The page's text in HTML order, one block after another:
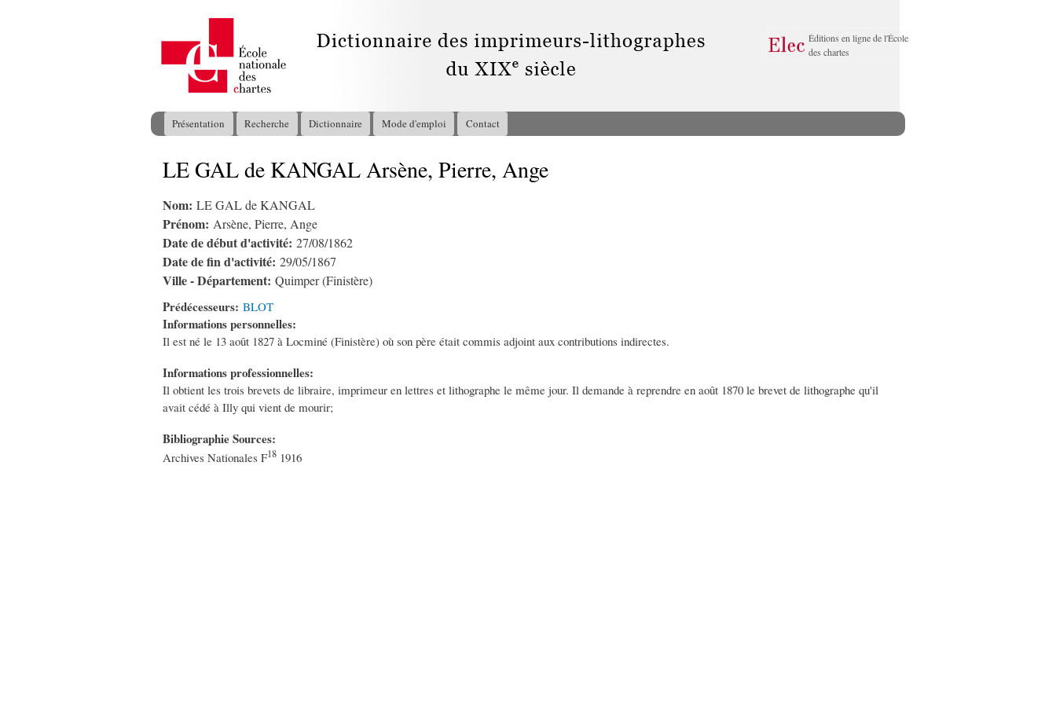
principal
Éditions en ligne de l'École
des chartes
Menu principal
Présentation Recherche Dictionnaire Mode d'emploi Contact
Vous êtes ici
LE GAL de KANGAL Arsène, Pierre, Ange
Nom: LE GAL de KANGAL
Prénom: Arsène, Pierre, Ange
Date de début d'activité: 27/08/1862
Date de fin d'activité: 29/05/1867
Ville - Département: Quimper (Finistère)
Prédécesseurs: BLOT
Informations personnelles:
Il est né le 13 août 1827 à Locminé (Finistère) où son père était commis adjoint aux contributions indirectes.
Informations professionnelles:
Il obtient les trois brevets de libraire, imprimeur en lettres et lithographe le même jour. Il demande à reprendre en août 1870 le brevet de lithographe qu'il
avait cédé à Illy qui vient de mourir;
Bibliographie Sources:
Archives Nationales F18 1916